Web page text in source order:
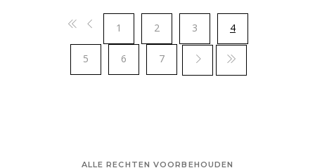
1 2 3 4
5 6 7
ALLE RECHTEN VOORBEHOUDEN